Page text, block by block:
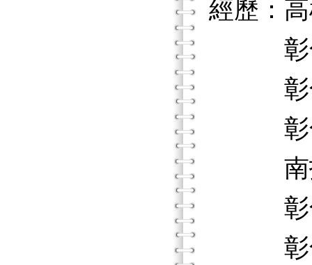
經歷：
彰化
彰化
彰化
南投
彰化
彰化